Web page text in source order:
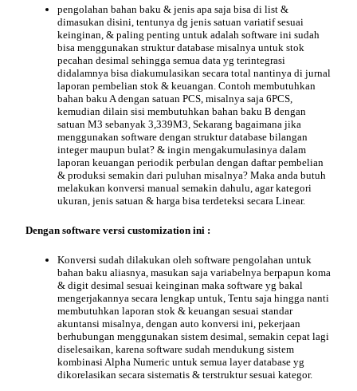
pengolahan bahan baku & jenis apa saja bisa di list &
dimasukan disini, tentunya dg jenis satuan variatif sesuai
keinginan, & paling penting untuk adalah software ini sudah
bisa menggunakan struktur database misalnya untuk stok
pecahan desimal sehingga semua data yg terintegrasi
didalamnya bisa diakumulasikan secara total nantinya di jurnal
laporan pembelian stok & keuangan. Contoh membutuhkan
bahan baku A dengan satuan PCS, misalnya saja 6PCS,
kemudian dilain sisi membutuhkan bahan baku B dengan
satuan M3 sebanyak 3,339M3, Sekarang bagaimana jika
menggunakan software dengan struktur database bilangan
integer maupun bulat? & ingin mengakumulasinya dalam
laporan keuangan periodik perbulan dengan daftar pembelian
& produksi semakin dari puluhan misalnya? Maka anda butuh
melakukan konversi manual semakin dahulu, agar kategori
ukuran, jenis satuan & harga bisa terdeteksi secara Linear.
Dengan software versi customization ini :
Konversi sudah dilakukan oleh software pengolahan untuk
bahan baku aliasnya, masukan saja variabelnya berpapun koma
& digit desimal sesuai keinginan maka software yg bakal
mengerjakannya secara lengkap untuk, Tentu saja hingga nanti
membutuhkan laporan stok & keuangan sesuai standar
akuntansi misalnya, dengan auto konversi ini, pekerjaan
berhubungan menggunakan sistem desimal, semakin cepat lagi
diselesaikan, karena software sudah mendukung sistem
kombinasi Alpha Numeric untuk semua layer database yg
dikorelasikan secara sistematis & terstruktur sesuai kategor.